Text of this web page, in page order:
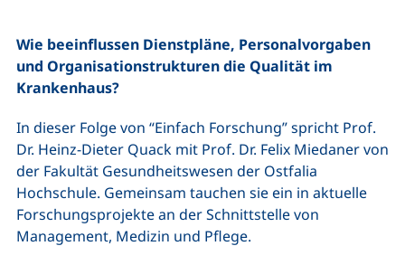
Wie beeinflussen Dienstpläne, Personalvorgaben
und Organisationstrukturen die Qualität im
Krankenhaus?
In dieser Folge von “Einfach Forschung” spricht Prof.
Dr. Heinz-Dieter Quack mit Prof. Dr. Felix Miedaner von
der Fakultät Gesundheitswesen der Ostfalia
Hochschule. Gemeinsam tauchen sie ein in aktuelle
Forschungsprojekte an der Schnittstelle von
Management, Medizin und Pflege.